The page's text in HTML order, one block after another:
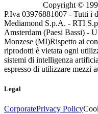
Copyright ©
P.Iva 03976881007 - Tutti i
Mediamond S.p.A. - RTI
Amsterdam (Paesi Bassi) -
Monzese (MI)Rispetto ai
riprodotti è vietata ogni
sistemi di intelligenza
espresso di utilizzare mezzi
Legal
CorporatePrivacy Policy